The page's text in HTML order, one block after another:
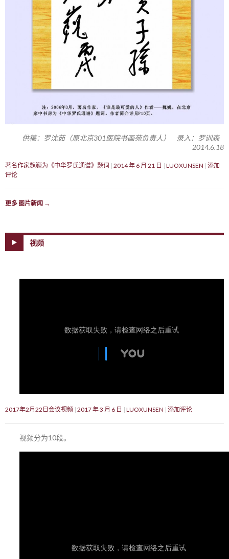
供稿：罗沈茹（原北京301医院书画苑负责人） 录入：罗训森
2014.6.18
著名作家魏巍为《中华罗氏通谱》题词 2014 年 6 月 21 日 LUOXUNSEN 添加
评论
更多 图片新闻 →
视频
2017年2月22日会议视频 2017 年 3 月 6 日 LUOXUNSEN 添加评论
视频分为10段。